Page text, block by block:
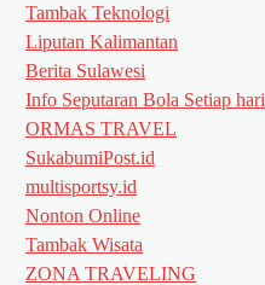
Tambak Teknologi
Liputan Kalimantan
Berita Sulawesi
Info Seputaran Bola Setiap hari
ORMAS TRAVEL
SukabumiPost.id
multisportsy.id
Nonton Online
Tambak Wisata
ZONA TRAVELING